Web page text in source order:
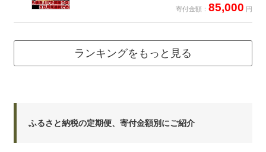
寄付金額：85,000 円
ランキングをもっと見る
ふるさと納税の定期便、寄付金額別にご紹介